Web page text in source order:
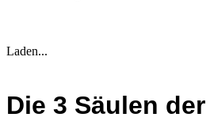
Laden...
Die 3 Säulen der